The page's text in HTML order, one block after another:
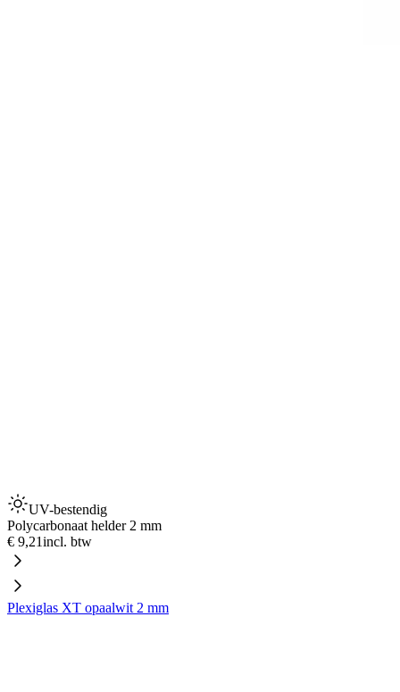
UV-bestendig
Polycarbonaat helder 2 mm
€ 9,21incl. btw
Plexiglas XT opaalwit 2 mm